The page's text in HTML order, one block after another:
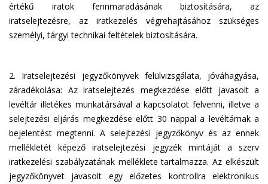
értékű iratok fennmaradásának biztosítására, az
iratselejtezésre, az iratkezelés végrehajtásához szükséges
személyi, tárgyi technikai feltételek biztosítására.
2. Iratselejtezési jegyzőkönyvek felülvizsgálata, jóváhagyása,
záradékolása: Az iratselejtezés megkezdése előtt javasolt a
levéltár illetékes munkatársával a kapcsolatot felvenni, illetve a
selejtezési eljárás megkezdése előtt 30 nappal a levéltárnak a
bejelentést megtenni. A selejtezési jegyzőkönyv és az ennek
mellékletét képező iratselejtezési jegyzék mintáját a szerv
iratkezelési szabályzatának melléklete tartalmazza. Az elkészült
jegyzőkönyvet javasolt egy előzetes kontrollra elektronikus